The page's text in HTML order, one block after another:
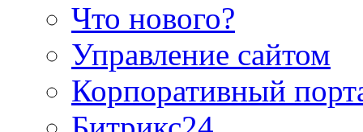
Что нового?
Управление сайтом
Корпоративный